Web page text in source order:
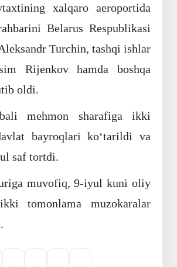
xalqaro aeroportida
Belarus Respublikasi
Turchin, tashqi ishlar
Rijenkov hamda boshqa
oldi.
mehmon sharafiga ikki
bayroqlari koʻtarildi va
saf tortdi.
muvofiq, 9-iyul kuni oliy
tomonlama muzokaralar